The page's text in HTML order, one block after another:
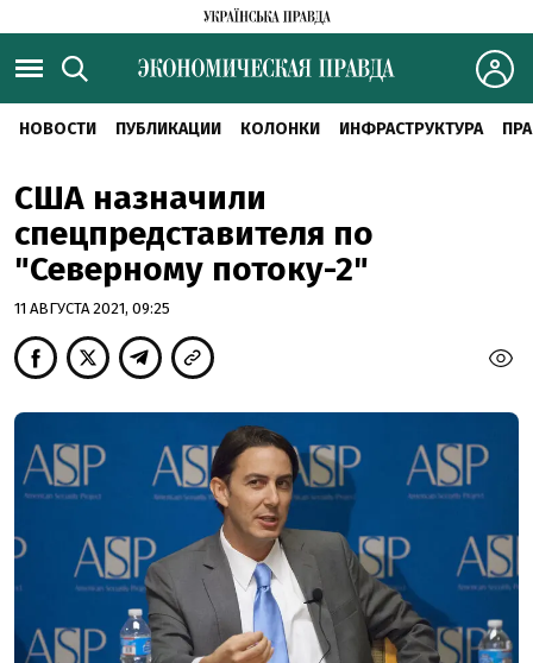
НОВОСТИ ПУБЛИКАЦИИ КОЛОНКИ ИНФРАСТРУКТУРА
США назначили
спецпредставителя по
"Северному потоку-2"
11 АВГУСТА 2021, 09:25